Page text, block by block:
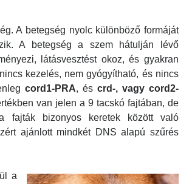
A betegség nyolc különböző formáját
A betegség a szem hátulján lévő
látásvesztést okoz, és gyakran
kezelés, nem gyógyítható, és nincs
cord1-PRA, és crd-, vagy cord2-
van jelen a 9 tacskó fajtában, de
fajták bizonyos keretek között való
ajánlott mindkét DNS alapú szűrés
a